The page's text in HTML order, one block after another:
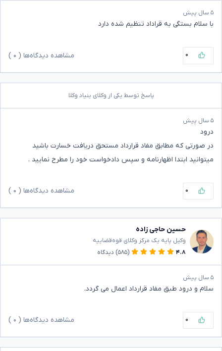
۵ سال پیش
با سلام بستگی به قراداد تنظیم شده دارد
۰ مشاهده دیدگاه‌ها ( ۰
پاسخ توسط یکی از وکلای بنیاد وکلا
۵ سال پیش
درود
در صورتی که مطابق مفاد قرارداد مستحق دریافت خسارت باشید
میتوانید ابتدا اظهارنامه و سپس دادخواست خود را مطرح نمایید .
۰ مشاهده دیدگاه‌ها ( ۰
حسین حاجی زاده
وکیل پایه یک مرکز وکلای قوه‌قضاییه
۴.۸
(۵۸۵) دیدگاه
۵ سال پیش
سلام و درود طبق مفاد قرارداد اعمال می گردد.
۰ مشاهده دیدگاه‌ها ( ۰